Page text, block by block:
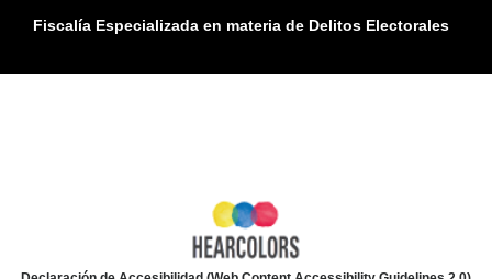
Fiscalía Especializada en materia de Delitos Electorales